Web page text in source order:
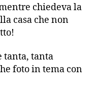
chiedeva la
casa che non
tanta, tanta
foto in tema con